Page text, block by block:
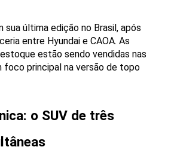
sua última edição no Brasil, após
entre Hyundai e CAOA. As
estão sendo vendidas nas
foco principal na versão de topo
o SUV de três